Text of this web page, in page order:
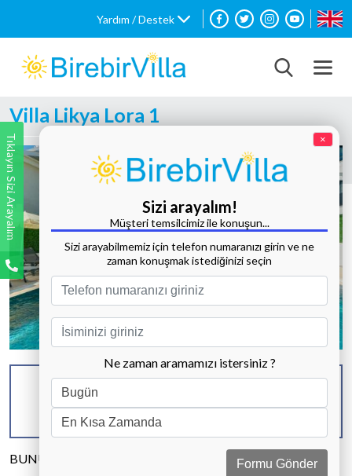
Yardım / Destek
Villa Likya Lora 1
Tüm Fotoğrafları Göster
KAPASİTE
6 KİŞİ
BANYO & WC
3 ADET
YATAK ODASI
BUNU PAYLAŞ
Tıklayın Sizi Arayalım ×
Sizi arayalım!
Müşteri temsilcimiz ile konuşun...
Sizi arayabilmemiz için telefon numaranızı girin ve ne
zaman konuşmak istediğinizi seçin
Ne zaman aramamızı istersiniz ?
Formu Gönder